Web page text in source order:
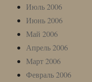
Июль 2006
Июнь 2006
Май 2006
Апрель 2006
Март 2006
Февраль 2006